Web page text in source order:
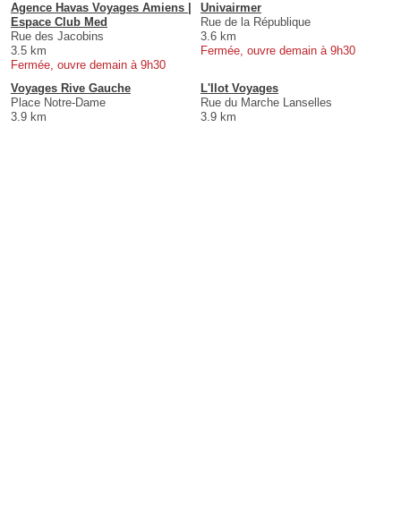
Agence Havas Voyages Amiens |
Espace Club Med
Rue des Jacobins
3.5 km
Fermée, ouvre demain à 9h30
Univairmer
Rue de la République
3.6 km
Fermée, ouvre demain à 9h30
Voyages Rive Gauche
Place Notre-Dame
3.9 km
L'Ilot Voyages
Rue du Marche Lanselles
3.9 km